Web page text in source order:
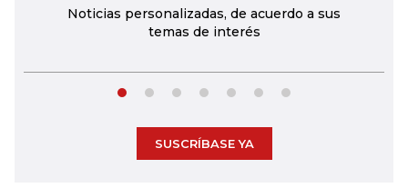
Noticias personalizadas, de acuerdo a sus
temas de interés
SUSCRÍBASE YA